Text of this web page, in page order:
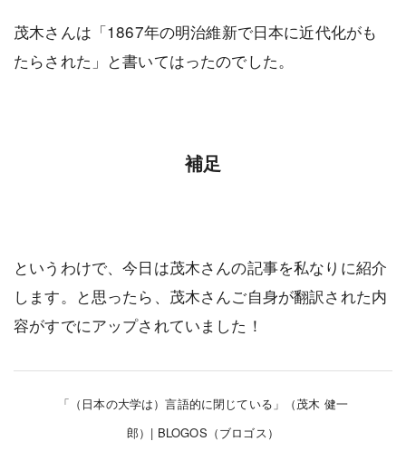
茂木さんは「1867年の明治維新で日本に近代化がも
たらされた」と書いてはったのでした。
補足
というわけで、今日は茂木さんの記事を私なりに紹介
します。と思ったら、茂木さんご自身が翻訳された内
容がすでにアップされていました！
「（日本の大学は）言語的に閉じている」（茂木 健一
郎）| BLOGOS（ブロゴス）